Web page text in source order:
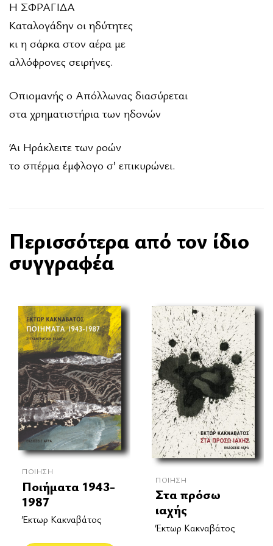
Η ΣΦΡΑΓΙΔΑ
Καταλογάδην οι ηδύτητες
κι η σάρκα στον αέρα με
αλλόφρονες σειρήνες.
Οπιομανής ο Απόλλωνας διασύρεται
στα χρηματιστήρια των ηδονών
Άι Ηράκλειτε των ροών
το σπέρμα έμφλογο σ’ επικυρώνει.
Περισσότερα από τον ίδιο
συγγραφέα
ΠΟΊΗΣΗ
Ποιήματα 1943-
1987
Έκτωρ Κακναβάτος
ΠΟΊΗΣΗ
Στα πρόσω
ιαχής
Έκτωρ Κακναβάτος